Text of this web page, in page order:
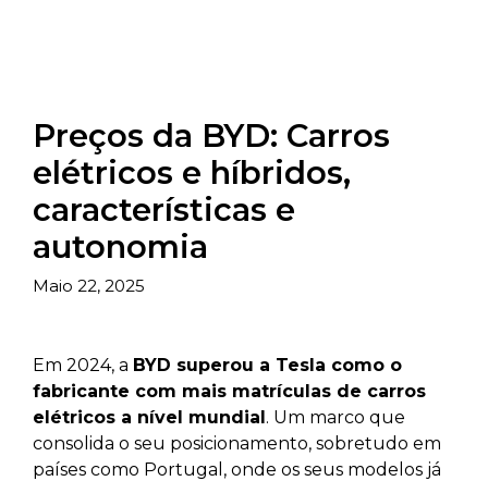
Preços da BYD: Carros
elétricos e híbridos,
características e
autonomia
Maio 22, 2025
Em 2024, a BYD superou a Tesla como o
fabricante com mais matrículas de carros
elétricos a nível mundial. Um marco que
consolida o seu posicionamento, sobretudo em
países como Portugal, onde os seus modelos já